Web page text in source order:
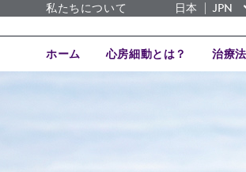
私たちについて 日本 JPN
ホーム 心房細動とは？ 治療法